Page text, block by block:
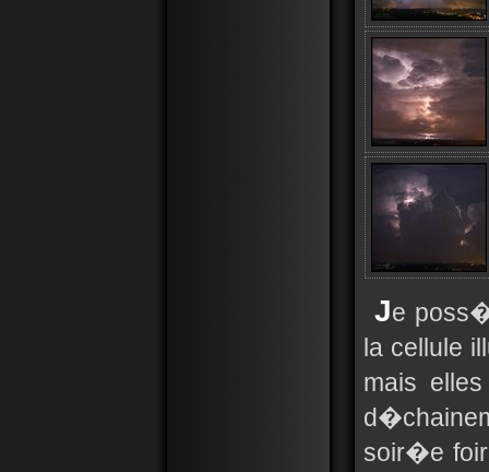
Je
la cellule
mais
soir�e